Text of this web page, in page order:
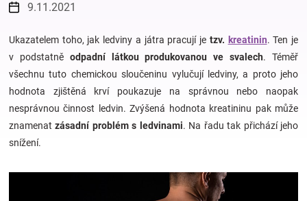
a
kojenecká
výbava
Hračky
9.11.2021
Ukazatelem toho, jak ledviny a játra pracují je tzv. kreatinin. Ten je
v podstatně odpadní látkou produkovanou ve svalech. Téměř
všechnu tuto chemickou sloučeninu vylučují ledviny, a proto jeho
hodnota zjištěná krví poukazuje na správnou nebo naopak
nesprávnou činnost ledvin. Zvýšená hodnota kreatininu pak může
znamenatzásadní problém s ledvinami. Na řadu tak přichází jeho
snížení.